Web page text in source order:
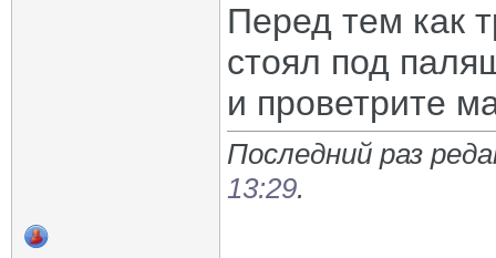
Перед тем как
стоял под
и проветрите
Последний раз
13:29.